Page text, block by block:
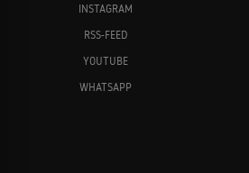
INSTAGRAM
RSS-FEED
YOUTUBE
WHATSAPP